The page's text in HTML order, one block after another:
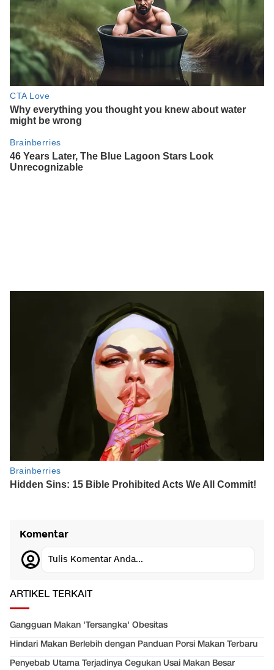
Komentar
Tulis Komentar Anda...
ARTIKEL TERKAIT
Gangguan Makan 'Tersangka' Obesitas
Hindari Makan Berlebih dengan Panduan Porsi Makan Terbaru
Penyebab Utama Terjadinya Cegukan Usai Makan Besar